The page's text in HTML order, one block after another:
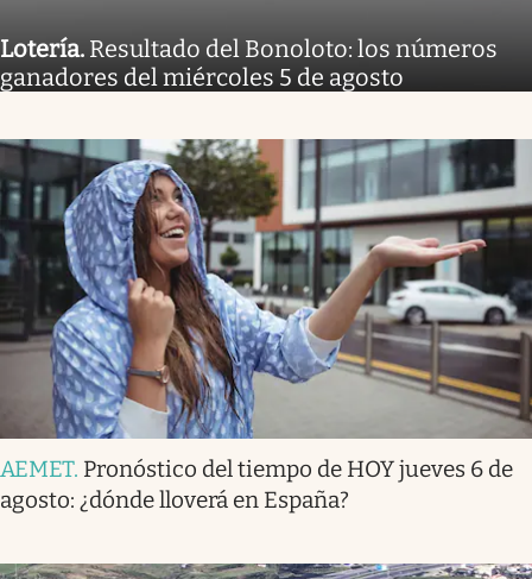
Lotería. Resultado del Bonoloto: los números
ganadores del miércoles 5 de agosto
AEMET. Pronóstico del tiempo de HOY jueves 6 de
agosto: ¿dónde lloverá en España?